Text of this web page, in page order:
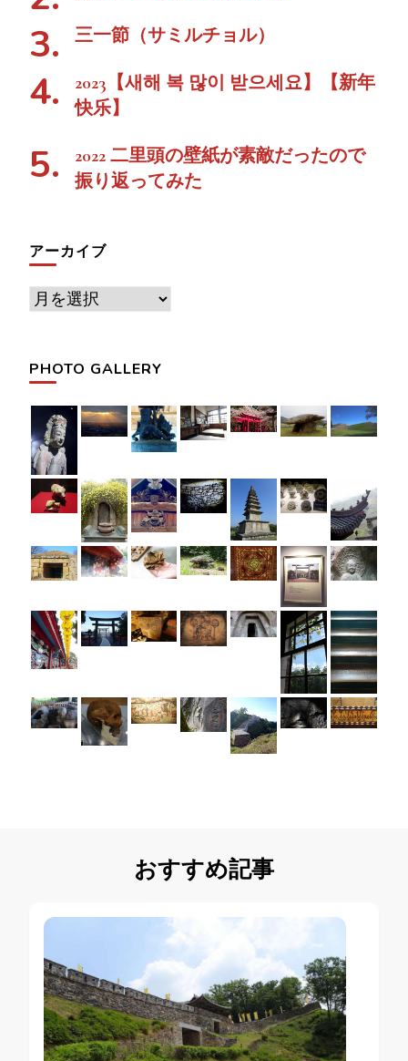
三一節（サミルチョル）
2023【새해 복 많이 받으세요】【新年
快乐】
2022 二里頭の壁紙が素敵だったので
振り返ってみた
アーカイブ
ア
イ
PHOTO GALLERY
おすすめ記事